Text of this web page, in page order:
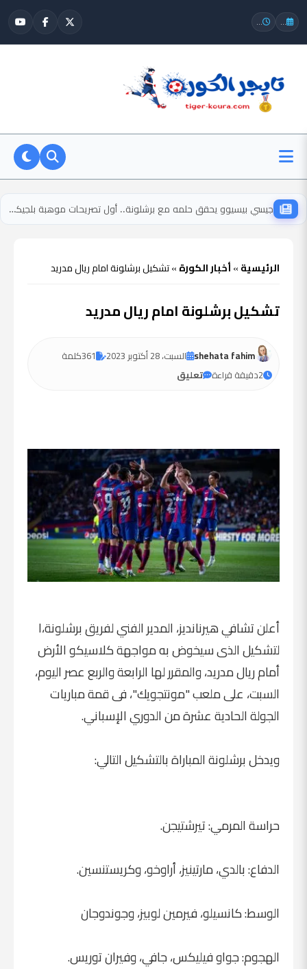
...
...
جيسي بيسيوو يحقق حلمه مع برشلونة.. أول تصريحات موهبة بلجيكا بعد التوقيع
الرئيسية»أخبار الكورة»تشكيل برشلونة امام ريال مدريد
تشكيل برشلونة امام ريال مدريد
shehata fahim السبت، 28 أكتوبر 2023 361كلمة
2دقيقة قراءة تعليق
أعلن تشافي هيرنانديز، المدير الفني لفريق برشلونة،ا
لتشكيل الذى سيخوض به مواجهة كلاسيكو الأرض
أمام ريال مدريد، والمقرر لها الرابعة والربع عصر اليوم،
السبت، على ملعب "مونتجويك"، فى قمة مباريات
الجولة الحادية عشرة من الدوري الإسباني.
ويدخل برشلونة المباراة بالتشكيل التالي:
حراسة المرمي: تيرشتيجن.
الدفاع: بالدي، مارتينيز، أراوخو، وكريستنسين.
الوسط: كانسيلو، فيرمين لوبيز، وجوندوجان
الهجوم: جواو فيليكس، جافي، وفيران توريس.